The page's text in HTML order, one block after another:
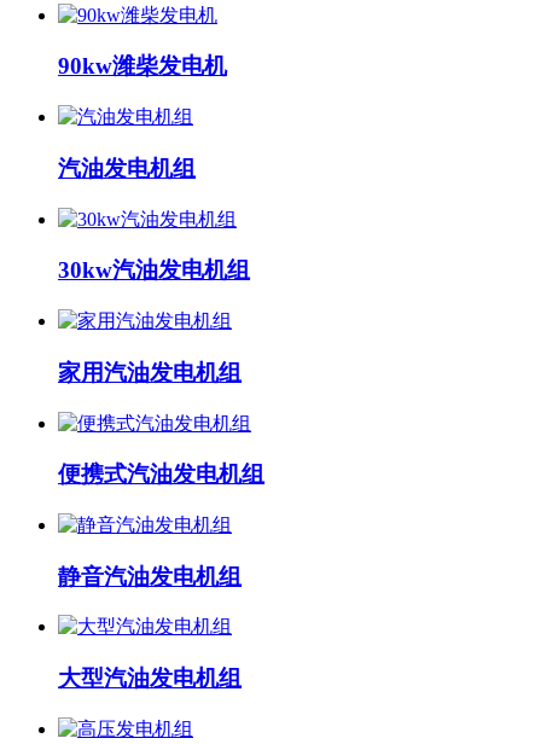
90kw潍柴发电机
汽油发电机组
30kw汽油发电机组
家用汽油发电机组
便携式汽油发电机组
静音汽油发电机组
大型汽油发电机组